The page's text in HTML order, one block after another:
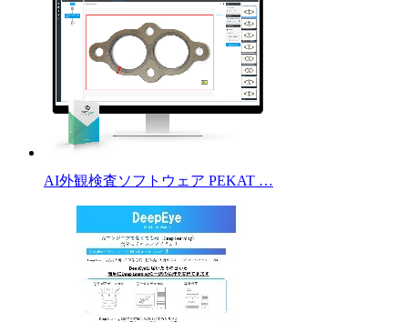
AI外観検査ソフトウェア PEKAT …